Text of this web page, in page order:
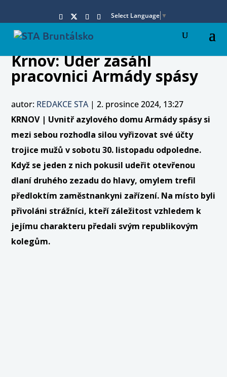
Select Language ▼
Krnov: Úder zasáhl
pracovnici Armády spásy
autor: REDAKCE STA|2. prosince 2024, 13:27
KRNOV | Uvnitř azylového domu Armády spásy si
mezi sebou rozhodla silou vyřizovat své účty
trojice mužů v sobotu 30. listopadu odpoledne.
Když se jeden z nich pokusil udeřit otevřenou
dlaní druhého zezadu do hlavy, omylem trefil
předloktím zaměstnankyni zařízení. Na místo byli
přivoláni strážníci, kteří záležitost vzhledem k
jejímu charakteru předali svým republikovým
kolegům.